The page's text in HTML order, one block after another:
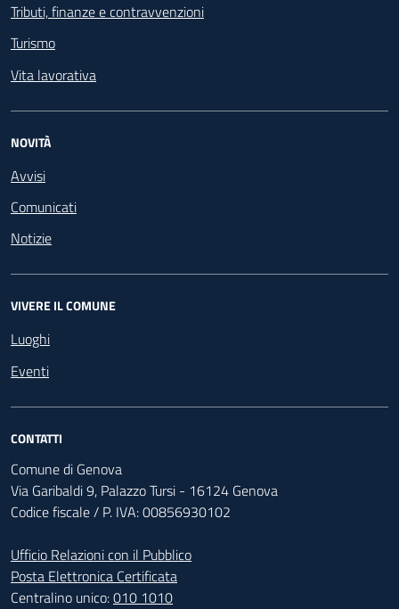
Tributi, finanze e contravvenzioni
Turismo
Vita lavorativa
NOVITÀ
Avvisi
Comunicati
Notizie
VIVERE IL COMUNE
Luoghi
Eventi
CONTATTI
Comune di Genova
Via Garibaldi 9, Palazzo Tursi - 16124 Genova
Codice fiscale / P. IVA: 00856930102
Ufficio Relazioni con il Pubblico
Posta Elettronica Certificata
Centralino unico:010 1010